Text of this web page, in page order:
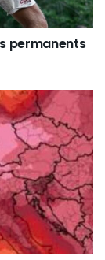
permanents